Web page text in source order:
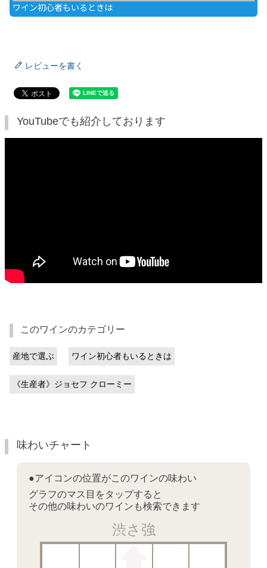
ワイン初心者もいるときは
レビューを書く
YouTubeでも紹介しております
このワインのカテゴリー
産地で選ぶ ワイン初心者もいるときは
《生産者》ジョセフ クローミー
味わいチャート
●アイコンの位置がこのワインの味わい
グラフのマス目をタップすると
その他の味わいのワインも検索できます
渋さ強